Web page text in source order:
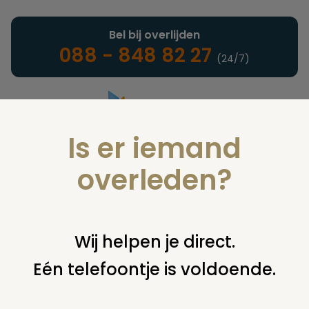
Landelijke uitvaartonderneming
Bel bij overlijden
088 - 848 82 27 (24/7)
U bent hier: home juridisch overige wilsbeschikking
opmaken van laatste wil door advocaat mogelijk?
Is er iemand
overleden?
Wij helpen je direct.
Eén telefoontje is voldoende.